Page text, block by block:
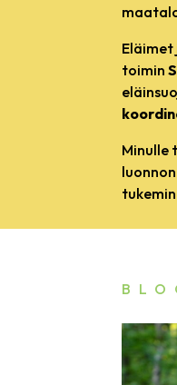
toimin
Minulle